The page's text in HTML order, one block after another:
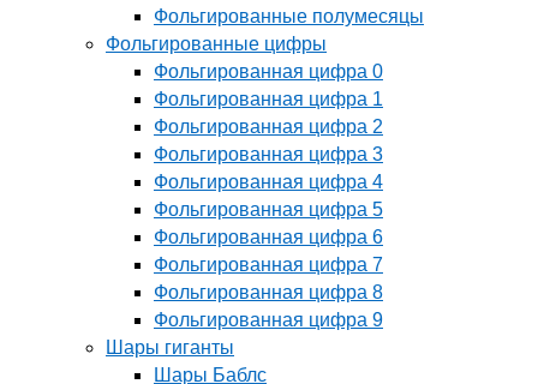
Фольгированные полумесяцы
Фольгированные цифры
Фольгированная цифра 0
Фольгированная цифра 1
Фольгированная цифра 2
Фольгированная цифра 3
Фольгированная цифра 4
Фольгированная цифра 5
Фольгированная цифра 6
Фольгированная цифра 7
Фольгированная цифра 8
Фольгированная цифра 9
Шары гиганты
Шары Баблс